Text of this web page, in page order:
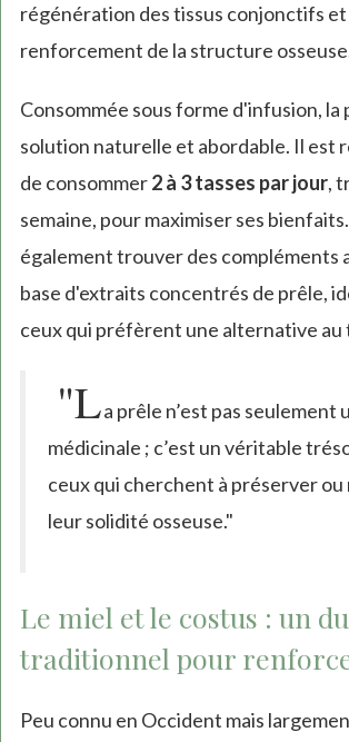
régénération des tissus conjonctifs et
renforcement de la structure
Consommée sous forme d'infusion,
solution naturelle et abordable. Il est
de consommer2 à 3 tasses par jour,
semaine, pour maximiser ses
également trouver des compléments
base d'extraits concentrés de prêle,
ceux qui préfèrent une alternative au
"La prêle n’est pas seulement
médicinale ; c’est un véritable
ceux qui cherchent à préserver
leur solidité osseuse."
Le miel et le costus : un
traditionnel pour
Peu connu en Occident mais